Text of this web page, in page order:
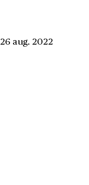
26 aug. 2022